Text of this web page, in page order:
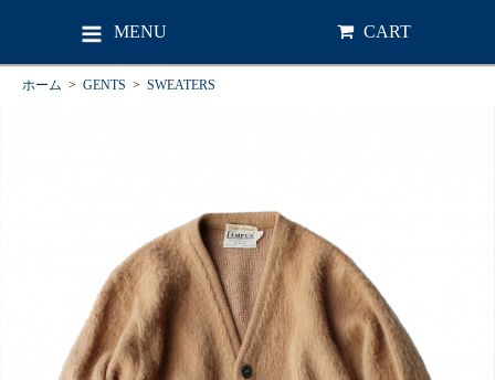
MENU CART
ホーム > GENTS > SWEATERS